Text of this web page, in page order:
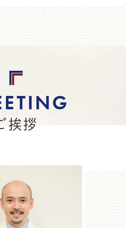
診と
を休診とさせて頂きま
14:00~15:00
に下記の
チクリニック
挨拶